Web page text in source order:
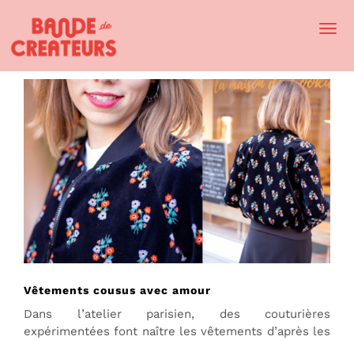
Vêtements cousus avec amour
Dans l’atelier parisien, des couturières
expérimentées font naître les vêtements d’après les